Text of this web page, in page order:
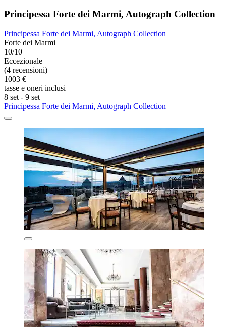
Principessa Forte dei Marmi, Autograph Collection
Principessa Forte dei Marmi, Autograph Collection
Forte dei Marmi
10/10
Eccezionale
(4 recensioni)
1003 €
tasse e oneri inclusi
8 set - 9 set
Principessa Forte dei Marmi, Autograph Collection